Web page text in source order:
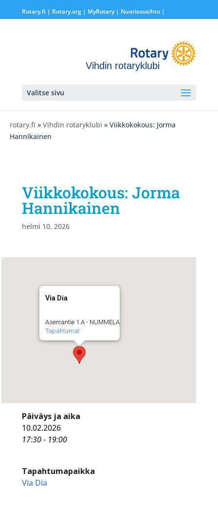
Rotary.fi | Rotary.org| MyRotary | Nuorisovaihto|
Vihdin rotaryklubi
Valitse sivu
rotary.fi » Vihdin rotaryklubi » Viikkokokous: Jorma
Hannikainen
Viikkokokous: Jorma
Hannikainen
helmi 10, 2026
Via Dia
Asemantie 1 A - NUMMELA
Tapahtumat
Päiväys ja aika
10.02.2026
17:30 - 19:00
Tapahtumapaikka
Via Dia